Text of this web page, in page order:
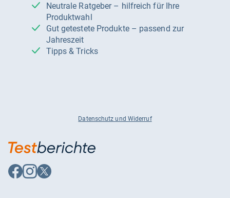
Neutrale Ratgeber – hilfreich für Ihre
Produktwahl
Gut getestete Produkte – passend zur
Jahreszeit
Tipps & Tricks
Datenschutz und Widerruf
Auf
Facebook
Auf
Instagram
Auf
X